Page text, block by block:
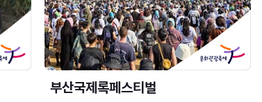
부산국제록페스티벌